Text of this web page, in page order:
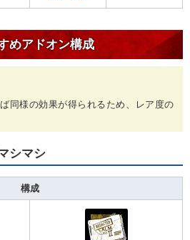
めアドオン構成
同様の効果が得られるため、レア度の
シマシ
構成